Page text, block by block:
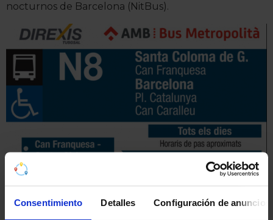
Consentimiento Detalles Configuración de anuncios
nocturnos de Barcelona (NitBus).
Últimos avisos de AMB Mobilitat